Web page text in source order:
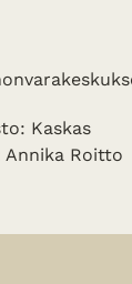
Kaskas
Annika Roitto